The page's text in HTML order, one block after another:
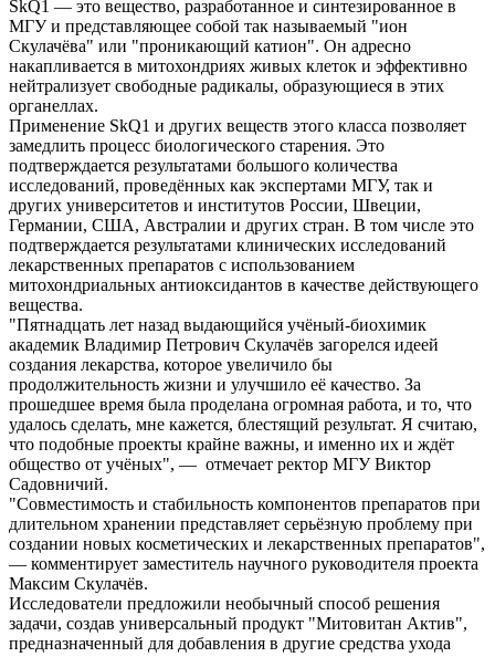
SkQ1 — это вещество, разработанное и синтезированное в
МГУ и представляющее собой так называемый "ион
Скулачёва" или "проникающий катион". Он адресно
накапливается в митохондриях живых клеток и эффективно
нейтрализует свободные радикалы, образующиеся в этих
органеллах.
Применение SkQ1 и других веществ этого класса позволяет
замедлить процесс биологического старения. Это
подтверждается результатами большого количества
исследований, проведённых как экспертами МГУ, так и
других университетов и институтов России, Швеции,
Германии, США, Австралии и других стран. В том числе это
подтверждается результатами клинических исследований
лекарственных препаратов с использованием
митохондриальных антиоксидантов в качестве действующего
вещества.
"Пятнадцать лет назад выдающийся учёный-биохимик
академик Владимир Петрович Скулачёв загорелся идеей
создания лекарства, которое увеличило бы
продолжительность жизни и улучшило её качество. За
прошедшее время была проделана огромная работа, и то, что
удалось сделать, мне кажется, блестящий результат. Я считаю,
что подобные проекты крайне важны, и именно их и ждёт
общество от учёных", — отмечает ректор МГУ Виктор
Садовничий.
"Совместимость и стабильность компонентов препаратов при
длительном хранении представляет серьёзную проблему при
создании новых косметических и лекарственных препаратов",
— комментирует заместитель научного руководителя проекта
Максим Скулачёв.
Исследователи предложили необычный способ решения
задачи, создав универсальный продукт "Митовитан Актив",
предназначенный для добавления в другие средства ухода